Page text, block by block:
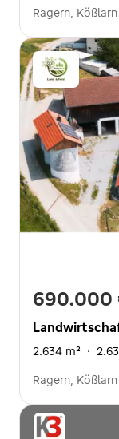
Ragern,
690.000
2.634 m² ·
Ragern,